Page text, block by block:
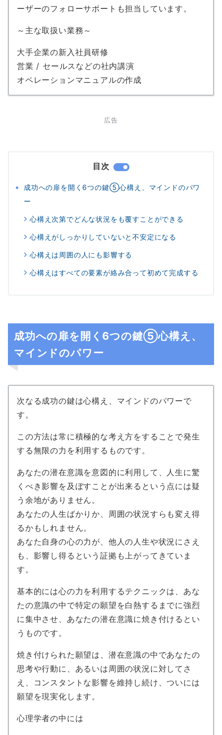
ーザーのフォローサポートも担当しています。
～主な取扱い業務～
大手企業の新入社員研修
営業 / セールスなどの社内講演
オペレーションマニュアルの作成
広告
目次
成功への扉を開く6つの鍵⑤心構え、マインドのパワ
ー
心構え次第でどんな状況をも覆すことができる
心構えがしっかりしていないと不安定になる
心構えは周囲の人にも影響する
心構えはすべての要素が絡み合って初めて完成する
成功への扉を開く6つの鍵⑤心構え、
マインドのパワー
次なる成功の鍵は心構え、マインドのパワーで
す。
この方法は常に積極的な考え方をすることで発生
する無限の力を利用するものです。
あなたの潜在意識を意図的に利用して、人生に驚
くべき影響を及ぼすことが出来るという点には疑
う余地がありません。
あなたの人生ばかりか、周囲の状況すらも変え得
るかもしれません。
あなた自身の心の力が、他人の人生や状況にさえ
も、影響し得るという証拠も上がってきていま
す。
基本的には心の力を利用するテクニックは、あな
たの意識の中で特定の願望を白熱するまでに強烈
に集中させ、あなたの潜在意識に焼き付けるとい
うものです。
焼き付けられた願望は、潜在意識の中であなたの
思考や行動に、あるいは周囲の状況に対してさ
え、コンスタントな影響を維持し続け、ついには
願望を現実化します。
心理学者の中には